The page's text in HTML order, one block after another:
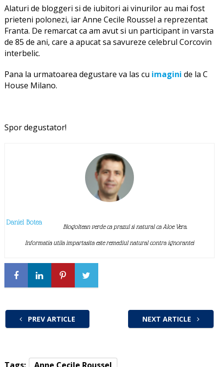
Alaturi de bloggeri si de iubitori ai vinurilor au mai fost
prieteni polonezi, iar Anne Cecile Roussel a reprezentat
Franta. De remarcat ca am avut si un participant in varsta
de 85 de ani, care a apucat sa savureze celebrul Corcovin
interbelic.
Pana la urmatoarea degustare va las cu imagini de la C
House Milano.
Spor degustator!
Daniel Botea
Blogoltean verde ca prazul si natural ca Aloe Vera.
Informatia utila impartasita este remediul natural contra ignorantei
PREV ARTICLE NEXT ARTICLE